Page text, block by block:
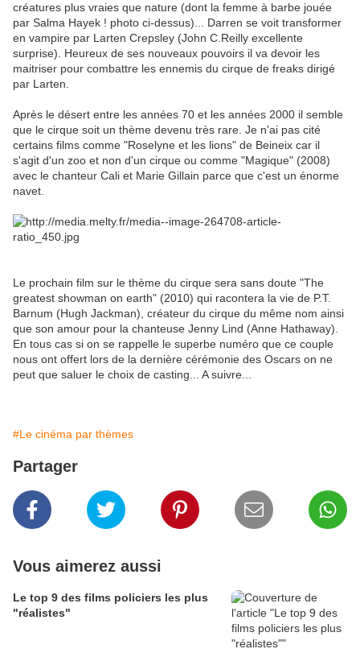
créatures plus vraies que nature (dont la femme à barbe jouée
par Salma Hayek ! photo ci-dessus)... Darren se voit transformer
en vampire par Larten Crepsley (John C.Reilly excellente
surprise). Heureux de ses nouveaux pouvoirs il va devoir les
maitriser pour combattre les ennemis du cirque de freaks dirigé
par Larten.
Après le désert entre les années 70 et les années 2000 il semble
que le cirque soit un thème devenu très rare. Je n'ai pas cité
certains films comme "Roselyne et les lions" de Beineix car il
s'agit d'un zoo et non d'un cirque ou comme "Magique" (2008)
avec le chanteur Cali et Marie Gillain parce que c'est un énorme
navet.
Le prochain film sur le thème du cirque sera sans doute "The
greatest showman on earth" (2010) qui racontera la vie de P.T.
Barnum (Hugh Jackman), créateur du cirque du même nom ainsi
que son amour pour la chanteuse Jenny Lind (Anne Hathaway).
En tous cas si on se rappelle le superbe numéro que ce couple
nous ont offert lors de la dernière cérémonie des Oscars on ne
peut que saluer le choix de casting... A suivre...
#Le cinéma par thèmes
Partager
Vous aimerez aussi
Le top 9 des films policiers les plus
"réalistes"